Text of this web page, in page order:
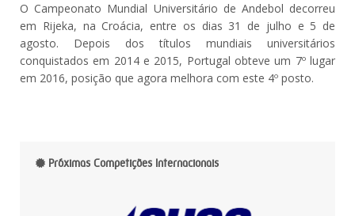
O Campeonato Mundial Universitário de Andebol decorreu
em Rijeka, na Croácia, entre os dias 31 de julho e 5 de
agosto. Depois dos títulos mundiais universitários
conquistados em 2014 e 2015, Portugal obteve um 7º lugar
em 2016, posição que agora melhora com este 4º posto.
Próximas Competições Internacionais